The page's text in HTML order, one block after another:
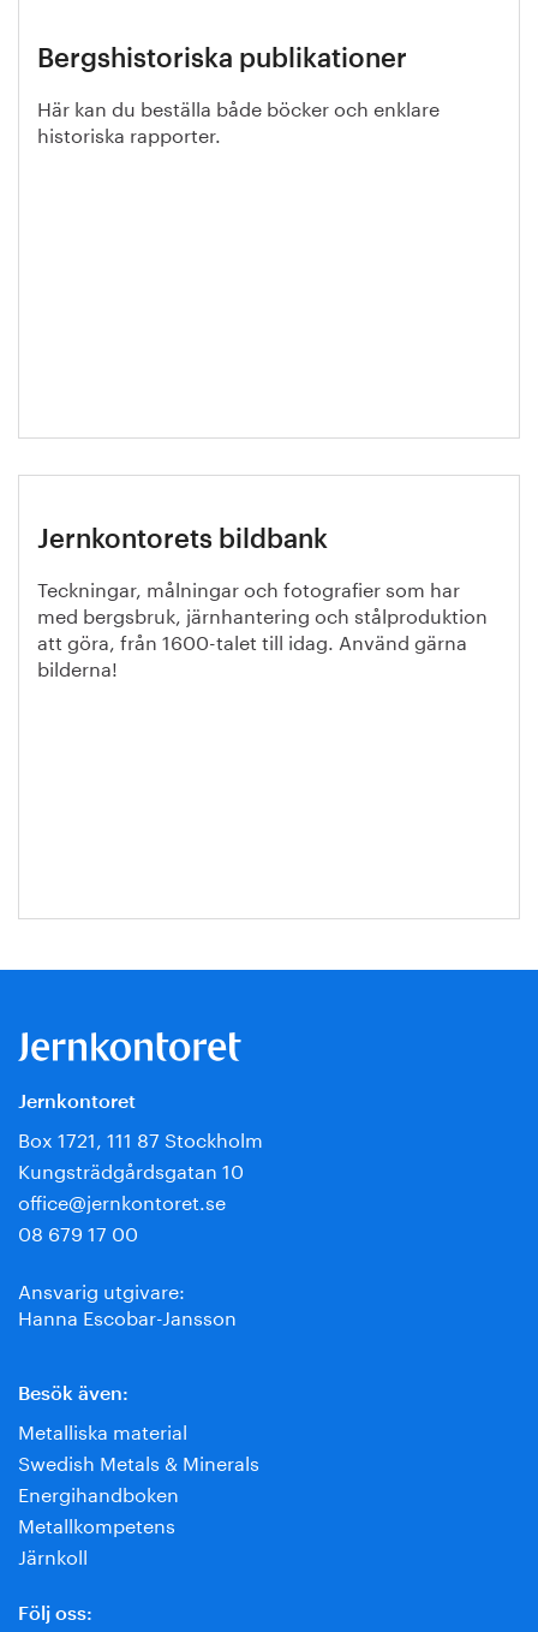
Bergshistoriska publikationer
Här kan du beställa både böcker och enklare
historiska rapporter.
Jernkontorets bildbank
Teckningar, målningar och fotografier som har
med bergsbruk, järnhantering och stålproduktion
att göra, från 1600-talet till idag. Använd gärna
bilderna!
Jernkontoret
Box 1721, 111 87 Stockholm
Kungsträdgårdsgatan 10
office@jernkontoret.se
08 679 17 00
Ansvarig utgivare:
Hanna Escobar-Jansson
Besök även:
Metalliska material
Swedish Metals & Minerals
Energihandboken
Metallkompetens
Järnkoll
Följ oss: